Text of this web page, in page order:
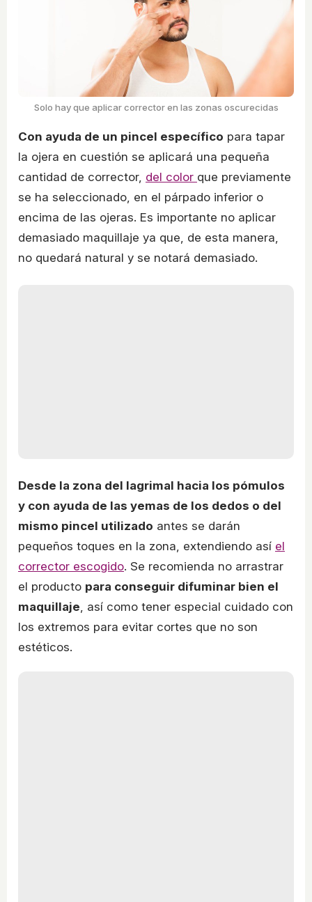
Solo hay que aplicar corrector en las zonas oscurecidas
Con ayuda de un pincel específico para tapar
la ojera en cuestión se aplicará una pequeña
cantidad de corrector, del color que previamente
se ha seleccionado, en el párpado inferior o
encima de las ojeras. Es importante no aplicar
demasiado maquillaje ya que, de esta manera,
no quedará natural y se notará demasiado.
Desde la zona del lagrimal hacia los pómulos
y con ayuda de las yemas de los dedos o del
mismo pincel utilizado antes se darán
pequeños toques en la zona, extendiendo así el
corrector escogido. Se recomienda no arrastrar
el producto para conseguir difuminar bien el
maquillaje , así como tener especial cuidado con
los extremos para evitar cortes que no son
estéticos.